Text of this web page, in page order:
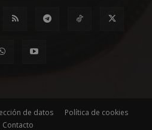
de datos
Política de cookies
Contacto
necesarias permiten la
del sitio web, como el
Dominio